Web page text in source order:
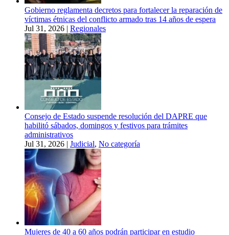
Gobierno reglamenta decretos para fortalecer la reparación de
víctimas étnicas del conflicto armado tras 14 años de espera
Jul 31, 2026 | Regionales
Consejo de Estado suspende resolución del DAPRE que
habilitó sábados, domingos y festivos para trámites
administrativos
Jul 31, 2026 | Judicial, No categoría
Mujeres de 40 a 60 años podrán participar en estudio